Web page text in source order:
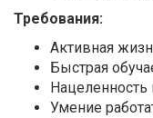
Требования:
Активная
Быстрая
Умение